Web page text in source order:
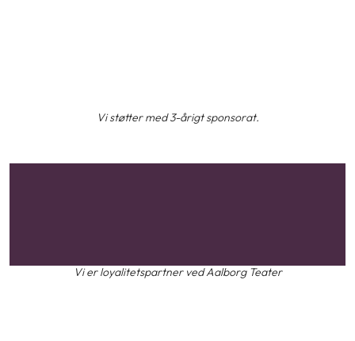
​Vi støtter med 3-årigt sponsorat.
​Vi er loyalitetspartner ved Aalborg Teater